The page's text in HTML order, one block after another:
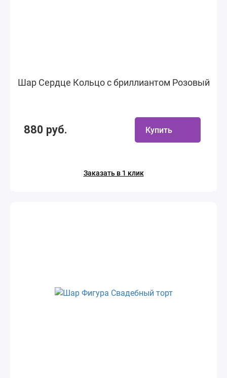
Шар Сердце Кольцо с бриллиантом Розовый
880 руб. Купить
Заказать в 1 клик